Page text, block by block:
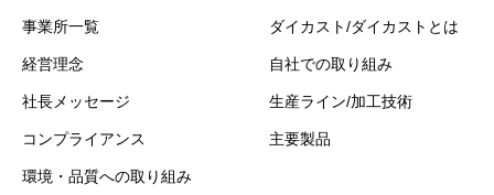
事業所一覧
経営理念
社長メッセージ
コンプライアンス
環境・品質への取り組み
ダイカスト/ダイカストとは
自社での取り組み
生産ライン/加工技術
主要製品